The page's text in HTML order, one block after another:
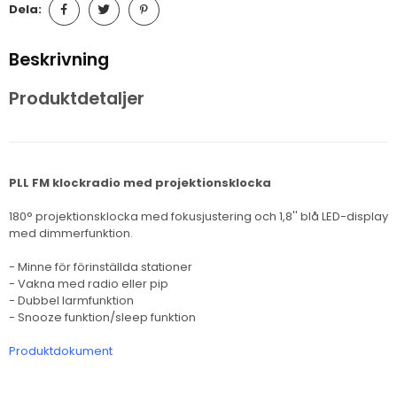
Dela:
Beskrivning
Produktdetaljer
PLL FM klockradio med projektionsklocka
180° projektionsklocka med fokusjustering och 1,8'' blå LED-display
med dimmerfunktion.
- Minne för förinställda stationer
- Vakna med radio eller pip
- Dubbel larmfunktion
- Snooze funktion/sleep funktion
Produktdokument